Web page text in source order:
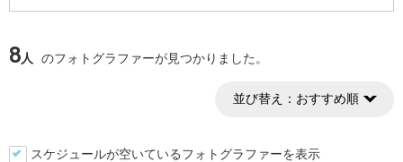
8人 のフォトグラファーが見つかりました。
並び替え： おすすめ順
スケジュールが空いているフォトグラファーを表示